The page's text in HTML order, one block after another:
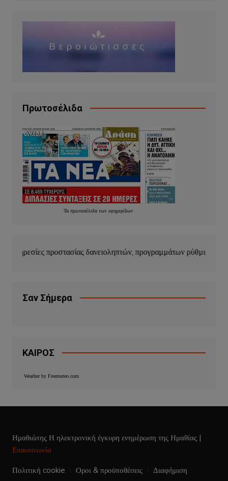
Πρωτοσέλιδα
Ταπρωτοσέλιδατωνεφημερίδων
προγραμμάτων ρύθμισης οφειλών και κουρέματος
Σαν Σήμερα
ΚΑΙΡΟΣ
Weather by Freemeteo.com
Ημαθιώτης Η ηλεκτρονική έγκυρη ενημέρωση της Ημαθίας|
Επικοινωνία
Πολιτική cookie Οροι & προϋποθέσεις Διαφήμιση